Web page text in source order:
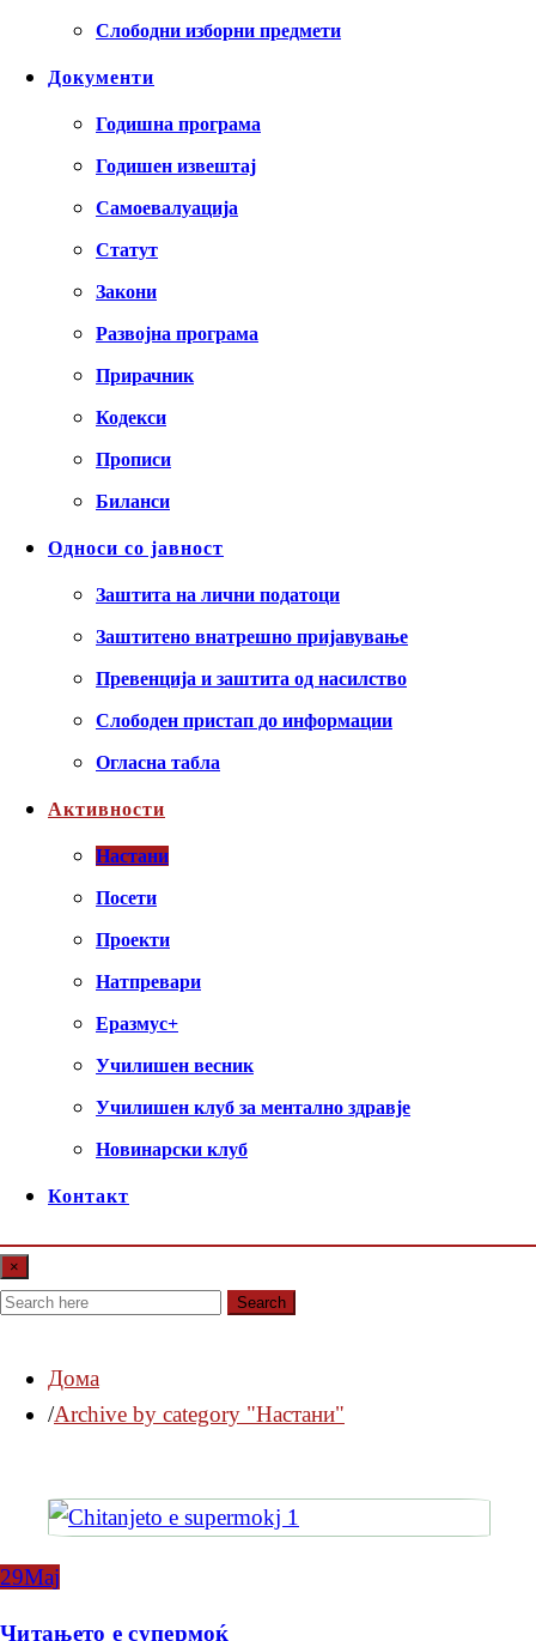
Слободни изборни предмети
Документи
Годишна програма
Годишен извештај
Самоевалуација
Статут
Закони
Развојна програма
Прирачник
Кодекси
Прописи
Биланси
Односи со јавност
Заштита на лични податоци
Заштитено внатрешно пријавување
Превенција и заштита од насилство
Слободен пристап до информации
Огласна табла
Активности
Настани
Посети
Проекти
Натпревари
Еразмус+
Училишен весник
Училишен клуб за ментално здравје
Новинарски клуб
Контакт
×
Search
Дома
Archive by category "Настани"
29Мај
Читањето е супермоќ